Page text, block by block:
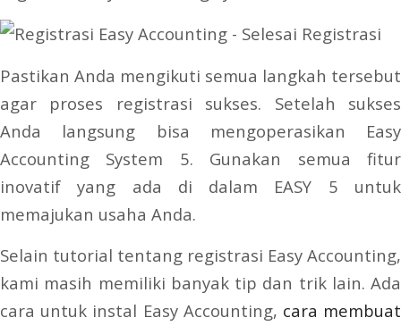
Pastikan Anda mengikuti semua langkah tersebut
agar proses registrasi sukses. Setelah sukses
Anda langsung bisa mengoperasikan Easy
Accounting System 5. Gunakan semua fitur
inovatif yang ada di dalam EASY 5 untuk
memajukan usaha Anda.
Selain tutorial tentang registrasi Easy Accounting,
kami masih memiliki banyak tip dan trik lain. Ada
cara untuk instal Easy Accounting, cara membuat